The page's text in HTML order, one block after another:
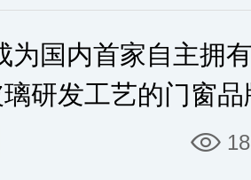
为国内首家自主拥
研发工艺的门窗品